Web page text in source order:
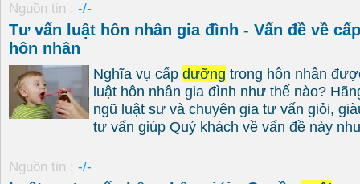
Nguồn tin : -/-
Tư vấn luật hôn nhân gia đình - Vấn đề về
hôn nhân
Nghĩa vụ cấp dưỡng trong hôn nhân
luật hôn nhân gia đình như thế nào?
ngũ luật sư và chuyên gia tư vấn giỏi,
tư vấn giúp Quý khách về vấn đề này
Nguồn tin : -/-